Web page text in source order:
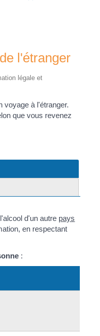
l'étranger
légale et
voyage à l'étranger.
que vous revenez
d'un autre pays
en respectant
: